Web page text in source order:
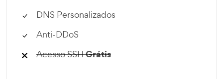
DNS Personalizados
Anti-DDoS
Acesso SSHGrátis